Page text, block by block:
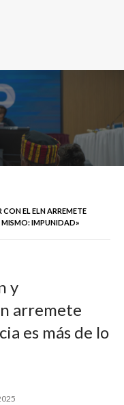
EL ELN ARREMETE
MISMO: IMPUNIDAD»
y
arremete
es más de lo